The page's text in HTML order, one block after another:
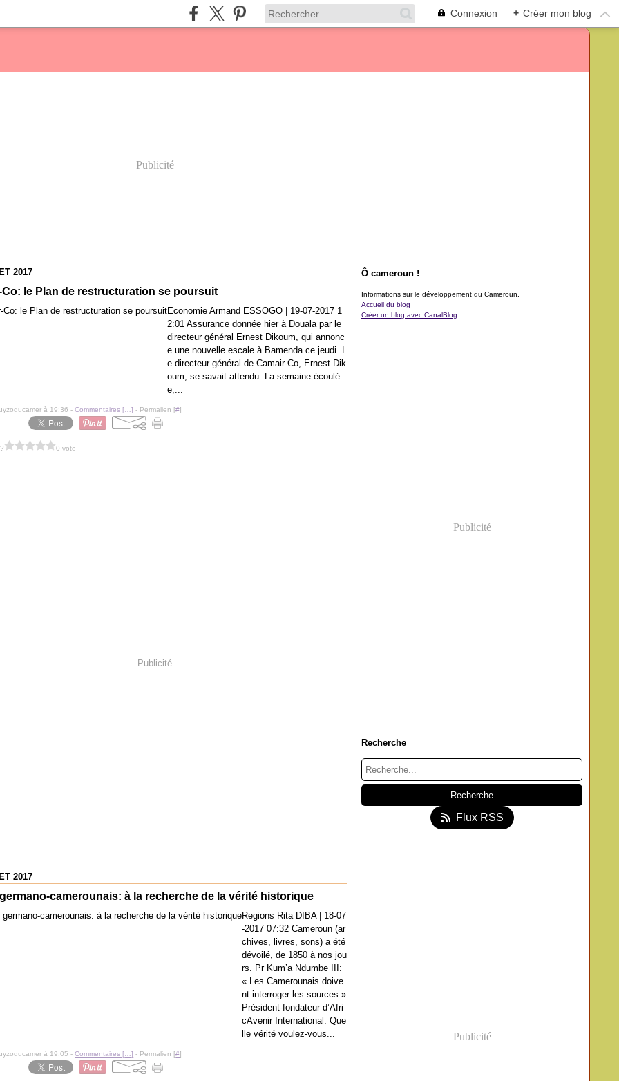
Connexion + Créer mon blog
Publicité
2017
Co: le Plan de restructuration se poursuit
Economie Armand ESSOGO | 19-07-2017 1
2:01 Assurance donnée hier à Douala par le
directeur général Ernest Dikoum, qui annonc
e une nouvelle escale à Bamenda ce jeudi. L
e directeur général de Camair-Co, Ernest Dik
oum, se savait attendu. La semaine écoulé
e,...
à 19:36 -Commentaires [ …] - Permalien [#]
0 vote
Publicité
2017
camerounais: à la recherche de la vérité historique
Regions Rita DIBA | 18-07
-2017 07:32 Cameroun (ar
chives, livres, sons) a été
dévoilé, de 1850 à nos jou
rs. Pr Kum’a Ndumbe III:
« Les Camerounais doive
nt interroger les sources »
Président-fondateur d’Afri
cAvenir International. Que
lle vérité voulez-vous...
à 19:05 -Commentaires [ …] - Permalien [#]
Ô cameroun !
Informations sur le développement du Cameroun.
Accueil du blog
Créer un blog avec CanalBlog
Publicité
Recherche
Flux RSS
Publicité